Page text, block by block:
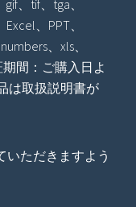
、tif、tga、
、PPT、
、xls、
間：ご購入日よ
は取扱説明書が
ただきますよう